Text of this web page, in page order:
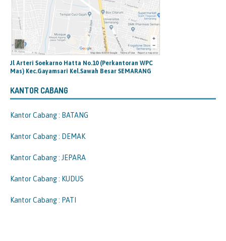
Jl Arteri Soekarno Hatta No.10 (Perkantoran WPC
Mas) Kec.Gayamsari Kel.Sawah Besar SEMARANG
KANTOR CABANG
Kantor Cabang : BATANG
Kantor Cabang : DEMAK
Kantor Cabang : JEPARA
Kantor Cabang : KUDUS
Kantor Cabang : PATI